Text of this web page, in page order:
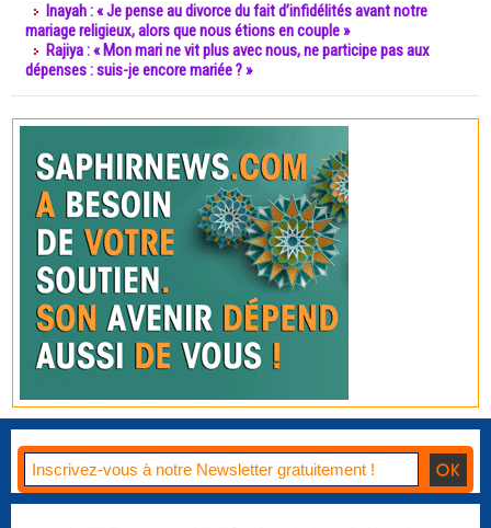
Inayah : « Je pense au divorce du fait d’infidélités avant notre
mariage religieux, alors que nous étions en couple »
Rajiya : « Mon mari ne vit plus avec nous, ne participe pas aux
dépenses : suis-je encore mariée ? »